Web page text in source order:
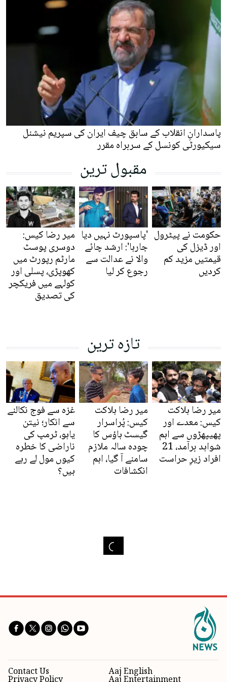
پاسدارانِ انقلاب کے سابق چیف ایران کی سپریم نیشنل
سیکیورٹی کونسل کے سربراہ مقرر
مقبول ترین
حکومت نے پیٹرول
اور ڈیزل کی
قیمتیں مزید کم
کردیں
'پاسپورٹ نہیں دیا
جارہا': ارشد چائے
والا نے عدالت سے
رجوع کر لیا
میر رضا کیس:
دوسری پوسٹ
مارٹم رپورٹ میں
کھوپڑی، پسلی اور
کولہے میں فریکچر
کی تصدیق
تازہ ترین
میر رضا ہلاکت
کیس: معدے اور
پھیپھڑوں سے اہم
شواہد برآمد، 21
افراد زیرِ حراست
میر رضا ہلاکت
کیس: پُراسرار
گیسٹ ہاؤس کا
چودہ سالہ ملازم
سامنے آ گیا، اہم
انکشافات
غزہ سے فوج نکالنے
سے انکار؛ نیتن
یاہو، ٹرمپ کی
ناراضی کا خطرہ
کیوں مول لے رہے
ہیں؟
Aaj English
Contact Us